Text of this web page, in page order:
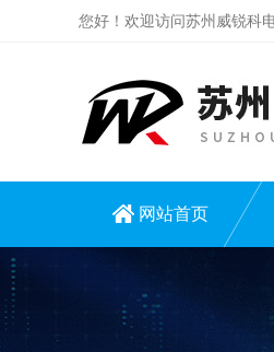
您好！欢迎访问苏州威锐科
网站首页